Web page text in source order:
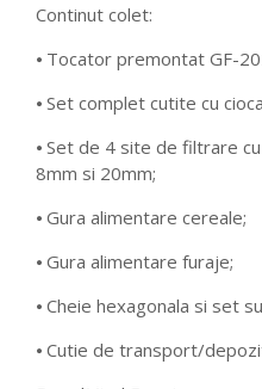
Continut colet:
⦁ Tocator premontat GF-
⦁ Set complet cutite cu
⦁ Set de 4 site de filtrare
8mm si 20mm;
⦁ Gura alimentare cereale;
⦁ Gura alimentare furaje;
⦁ Cheie hexagonala si set
⦁ Cutie de transport/